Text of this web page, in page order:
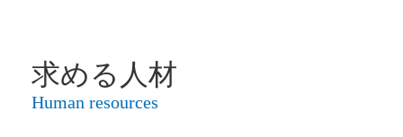
求める人材
Human resources